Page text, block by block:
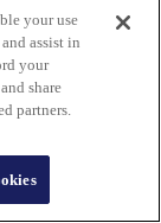
a extremo a
automatización
agentes
de
proveedores, un
los datos
ciclos del
para cada
your use
assist in
your
share
partners.